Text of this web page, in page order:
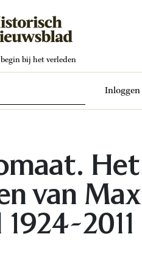
bij het verleden
Inloggen
Het
van Max